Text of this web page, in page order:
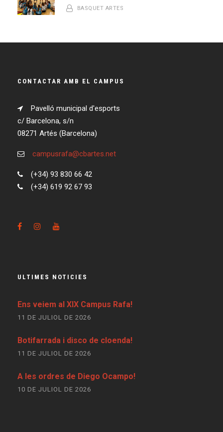
BASQUET ARTES
CONTACTAR AMB EL CAMPUS
Pavelló municipal d'esports
c/ Barcelona, s/n
08271 Artés (Barcelona)
campusrafa@cbartes.net
(+34) 93 830 66 42
(+34) 619 92 67 93
ULTIMES NOTICIES
Ens veiem al XIX Campus Rafa!
11 DE JULIOL DE 2026
Botifarrada i disco de cloenda!
11 DE JULIOL DE 2026
A les ordres de Diego Ocampo!
10 DE JULIOL DE 2026